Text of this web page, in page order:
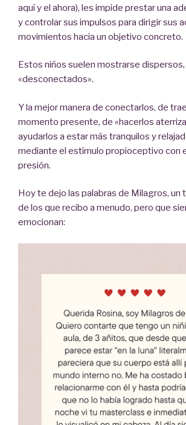
aquí y el ahora), les impide prestar una
y controlar sus impulsos para dirigir sus
movimientos hacia un objetivo concreto.
Estos niños suelen mostrarse
«desconectados».
Y la mejor manera de conectarlos, de
momento presente, de «hacerlos
ayudarlos a estar más tranquilos y
mediante el estímulo propioceptivo con
presión.
Hoy te dejo las palabras de Milagros, un
de los que recibo a menudo, pero que
emocionan: